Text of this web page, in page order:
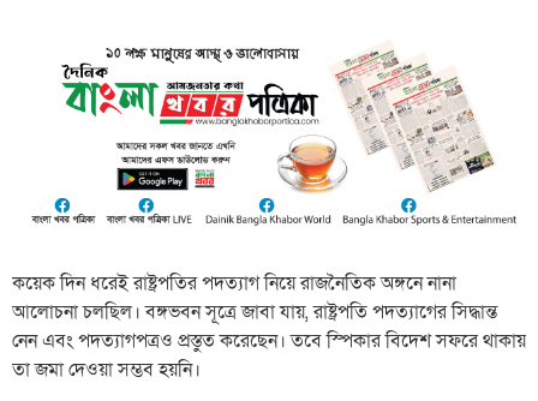
কয়েক দিন ধরেই রাষ্ট্রপতির পদত্যাগ নিয়ে রাজনৈতিক অঙ্গনে নানা
আলোচনা চলছিল। বঙ্গভবন সূত্রে জাবা যায়, রাষ্ট্রপতি পদত্যাগের সিদ্ধান্ত
নেন এবং পদত্যাগপত্রও প্রস্তুত করেছেন। তবে স্পিকার বিদেশ সফরে থাকায়
তা জমা দেওয়া সম্ভব হয়নি।